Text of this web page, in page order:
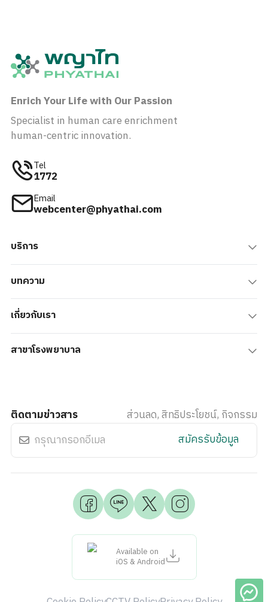
Enrich Your Life with Our Passion
Specialist in human care enrichment
human-centric innovation.
Tel
1772
Email
webcenter@phyathai.com
บริการ
บทความ
เกี่ยวกับเรา
สาขาโรงพยาบาล
Available on
iOS & Android
ติดตามข่าวสาร
ส่วนลด, สิทธิประโยชน์, กิจกรรม
สมัครรับข้อมูล